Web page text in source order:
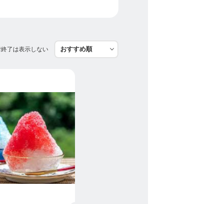
了は表示しない